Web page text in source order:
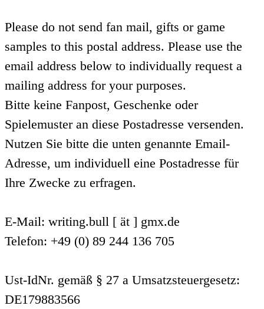
Please do not send fan mail, gifts or game
samples to this postal address. Please use the
email address below to individually request a
mailing address for your purposes.
Bitte keine Fanpost, Geschenke oder
Spielemuster an diese Postadresse versenden.
Nutzen Sie bitte die unten genannte Email-
Adresse, um individuell eine Postadresse für
Ihre Zwecke zu erfragen.
E-Mail: writing.bull [ ät ] gmx.de
Telefon: +49 (0) 89 244 136 705
Ust-IdNr. gemäß § 27 a Umsatzsteuergesetz:
DE179883566